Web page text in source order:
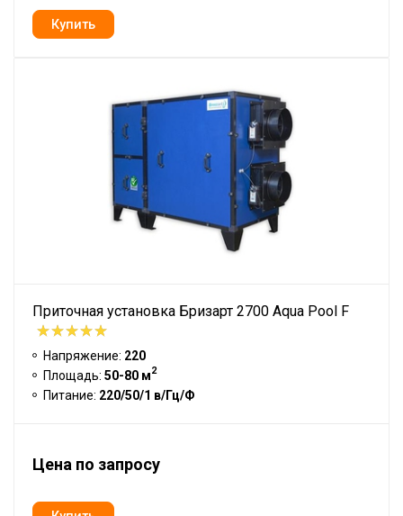
Приточная установка Бризарт 2700 Aqua Pool F
Напряжение: 220
Площадь: 50-80 м2
Питание: 220/50/1 в/Гц/Ф
Цена по запросу